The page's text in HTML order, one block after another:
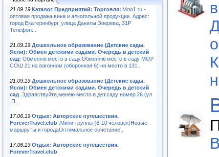
21.09.19 Каталог Предприятий: Торговля: Vino1.ru -
оптовая продажа вина и алкогольной продукции. Адрес:
город Екатеринбург, улица Данилы Зверева, 31Р
Телефон:..
21.09.19 Дошкольное образование (Детские сады.
Ясли): Обмен детскими садами. Очередь в детский
сад: Обменяю место в саду.Обменяю место в саду МОУ
СОШ 21 на вагонном (оборонная 6) на место в 131..
21.09.19 Дошкольное образование (Детские сады.
Ясли): Обмен детскими садами. Очередь в детский
сад .Здравствуйте,меняю место в дет.саду номер 26 (ул
.П...
17.06.19 Отдых: Авторские путешествия.
ForeverTravel.club .Мини-группы (6-10 человек)Новые
маршруты и городаОптимальное сочетание..
17.06.19 Отдых: Авторские путешествия.
ForeverTravel.club